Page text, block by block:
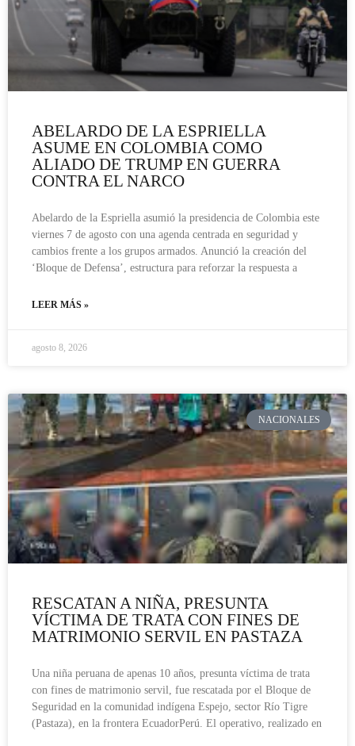
ABELARDO DE LA ESPRIELLA
ASUME EN COLOMBIA COMO
ALIADO DE TRUMP EN GUERRA
CONTRA EL NARCO
Abelardo de la Espriella asumió la presidencia de Colombia este
viernes 7 de agosto con una agenda centrada en seguridad y
cambios frente a los grupos armados. Anunció la creación del
‘Bloque de Defensa’, estructura para reforzar la respuesta a
LEER MÁS »
agosto 8, 2026
NACIONALES
RESCATAN A NIÑA, PRESUNTA
VÍCTIMA DE TRATA CON FINES DE
MATRIMONIO SERVIL EN PASTAZA
Una niña peruana de apenas 10 años, presunta víctima de trata
con fines de matrimonio servil, fue rescatada por el Bloque de
Seguridad en la comunidad indígena Espejo, sector Río Tigre
(Pastaza), en la frontera EcuadorPerú. El operativo, realizado en